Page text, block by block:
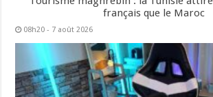
français que le Maroc
08h20 - 7 août 2026